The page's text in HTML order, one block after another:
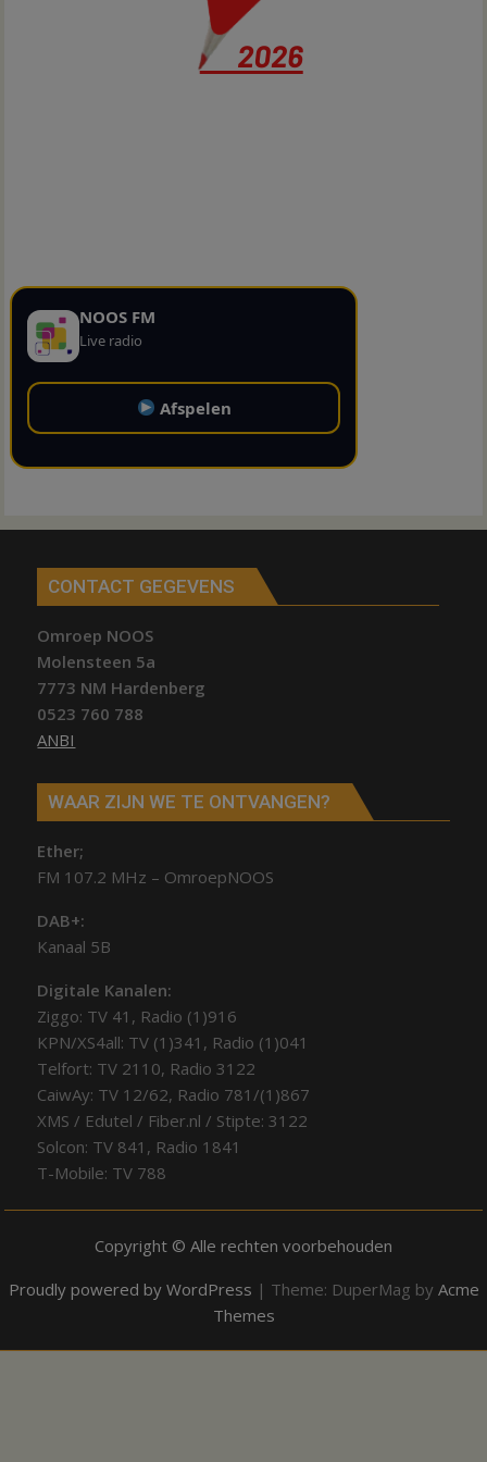
NOOS FM
Live radio
Afspelen
CONTACT GEGEVENS
Omroep NOOS
Molensteen 5a
7773 NM Hardenberg
0523 760 788
ANBI
WAAR ZIJN WE TE ONTVANGEN?
Ether;
FM 107.2 MHz – OmroepNOOS
DAB+:
Kanaal 5B
Digitale Kanalen:
Ziggo: TV 41, Radio (1)916
KPN/XS4all: TV (1)341, Radio (1)041
Telfort: TV 2110, Radio 3122
CaiwAy: TV 12/62, Radio 781/(1)867
XMS / Edutel / Fiber.nl / Stipte: 3122
Solcon: TV 841, Radio 1841
T-Mobile: TV 788
Copyright © Alle rechten voorbehouden
Proudly powered by WordPress | Theme: DuperMag by Acme
Themes